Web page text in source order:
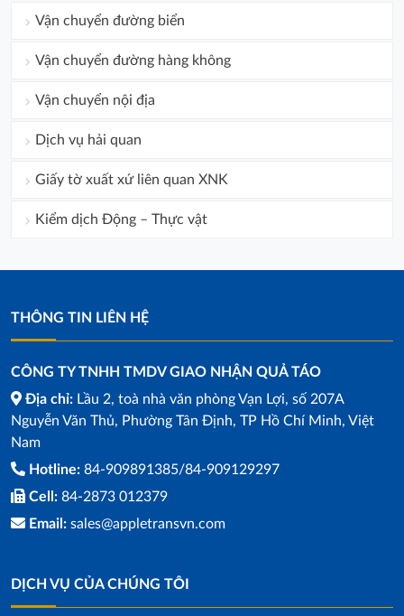
Vận chuyển đường biển
Vận chuyển đường hàng không
Vận chuyển nội địa
Dịch vụ hải quan
Giấy tờ xuất xứ liên quan XNK
Kiểm dịch Động – Thực vật
THÔNG TIN LIÊN HỆ
CÔNG TY TNHH TMDV GIAO NHẬN QUẢ TÁO
Địa chỉ: Lầu 2, toà nhà văn phòng Vạn Lợi, số 207A
Nguyễn Văn Thủ, Phường Tân Định, TP Hồ Chí Minh, Việt
Nam
Hotline: 84-909891385/84-909129297
Cell: 84-2873 012379
Email: sales@appletransvn.com
DỊCH VỤ CỦA CHÚNG TÔI